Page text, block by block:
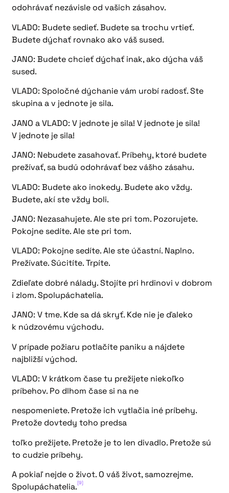
odohrávať nezávisle od vašich zásahov.
VLADO: Budete sedieť. Budete sa trochu vrtieť.
Budete dýchať rovnako ako váš sused.
JANO: Budete chcieť dýchať inak, ako dýcha váš
sused.
VLADO: Spoločné dýchanie vám urobí radosť. Ste
skupina a v jednote je sila.
JANO a VLADO: V jednote je sila! V jednote je sila!
V jednote je sila!
JANO: Nebudete zasahovať. Príbehy, ktoré budete
prežívať, sa budú odohrávať bez vášho zásahu.
VLADO: Budete ako inokedy. Budete ako vždy.
Budete, akí ste vždy boli.
JANO: Nezasahujete. Ale ste pri tom. Pozorujete.
Pokojne sedíte. Ale ste pri tom.
VLADO: Pokojne sedíte. Ale ste účastní. Naplno.
Prežívate. Súcitíte. Trpíte.
Zdieľate dobré nálady. Stojíte pri hrdinovi v dobrom
i zlom. Spolupáchatelia.
JANO: V tme. Kde sa dá skryť. Kde nie je ďaleko
k núdzovému východu.
V prípade požiaru potlačíte paniku a nájdete
najbližší východ.
VLADO: V krátkom čase tu prežijete niekoľko
príbehov. Po dlhom čase si na ne
nespomeniete. Pretože ich vytlačia iné príbehy.
Pretože dovtedy toho predsa
toľko prežijete. Pretože je to len divadlo. Pretože sú
to cudzie príbehy.
A pokiaľ nejde o život. O váš život, samozrejme.
Spolupáchatelia.[9]